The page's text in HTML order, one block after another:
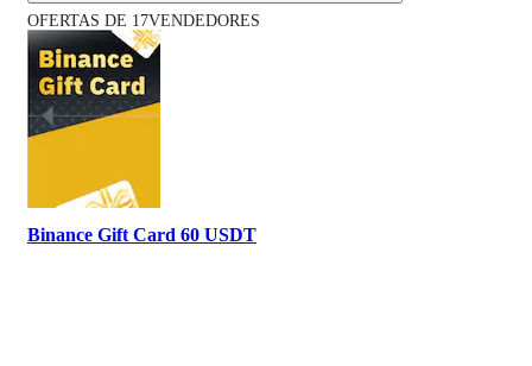
OFERTAS DE 17VENDEDORES
Binance Gift Card 60 USDT